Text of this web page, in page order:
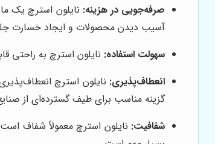
صرفه‌جویی در هزینه: نایلون استرچ یک
آسیب دیدن محصولات و ایجاد خسارت
سهولت استفاده: نایلون استرچ به راحتی
انعطاف‌پذیری: نایلون استرچ
گزینه مناسب برای طیف گسترده‌ای از
شفافیت: نایلون استرچ معمولاً شفاف